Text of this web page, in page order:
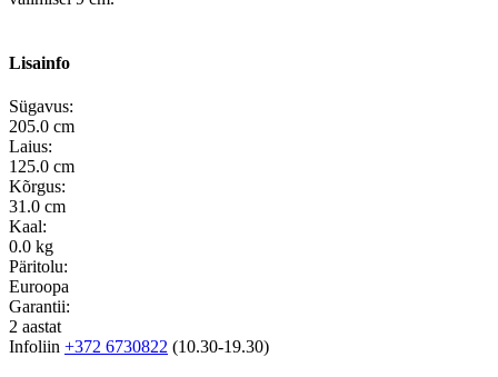
Lisainfo
Sügavus:
205.0 cm
Laius:
125.0 cm
Kõrgus:
31.0 cm
Kaal:
0.0 kg
Päritolu:
Euroopa
Garantii:
2 aastat
Infoliin +372 6730822 (10.30-19.30)